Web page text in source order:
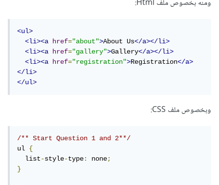
ومنه بخصوص ملف Html:
<ul>
<li><a
href="about">About Us</a></li>
<li><a
href="gallery">Gallery</a></li>
<li><a
href="registration">Registration</a>
</li>
</ul>
وبخصوص ملف CSS:
/** Start Question 1 and 2**/
ul {
  list
-style-type: none;
}